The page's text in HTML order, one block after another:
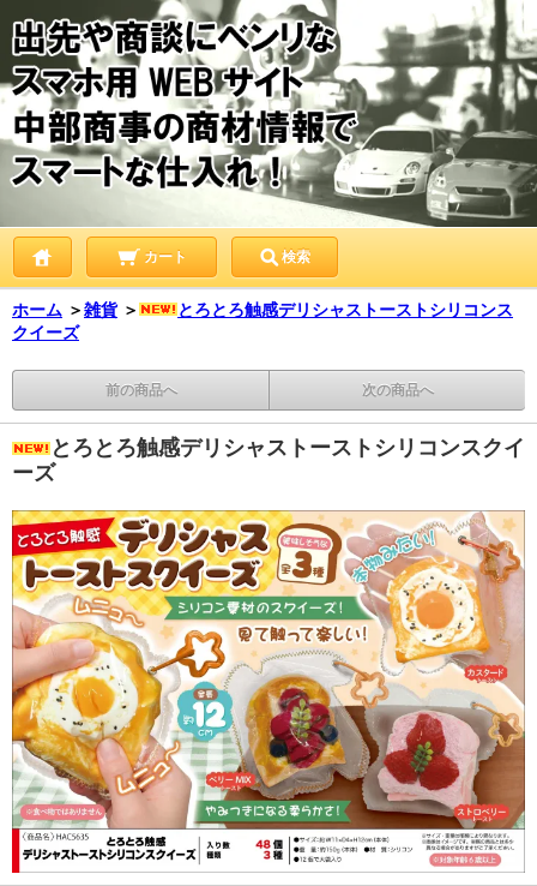
カート 検索
ホーム ＞雑貨 ＞
とろとろ触感デリシャストーストシリコンス
クイーズ
前の商品へ 次の商品へ
とろとろ触感デリシャストーストシリコンスクイ
ーズ